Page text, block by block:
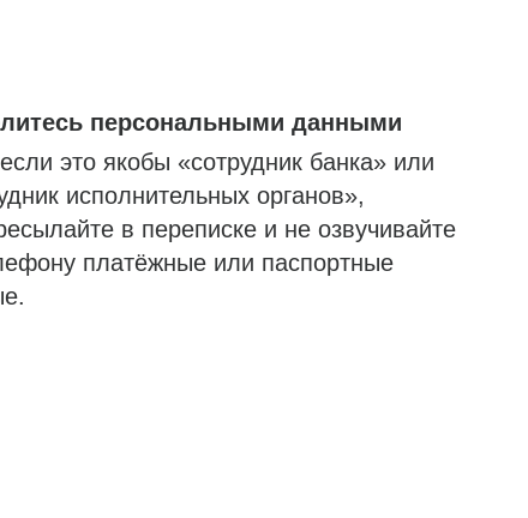
персональными данными
это якобы «сотрудник банка» или
исполнительных органов»,
в переписке и не озвучивайте
платёжные или паспортные